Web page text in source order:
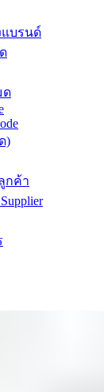
บรนด์
ด
)
กค้า